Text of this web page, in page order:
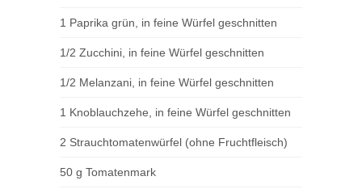
1 Paprika grün, in feine Würfel geschnitten
1/2 Zucchini, in feine Würfel geschnitten
1/2 Melanzani, in feine Würfel geschnitten
1 Knoblauchzehe, in feine Würfel geschnitten
2 Strauchtomatenwürfel (ohne Fruchtfleisch)
50 g Tomatenmark